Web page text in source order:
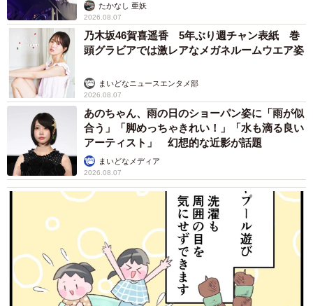
「基本的に人が来てくれるのを待つタイプですが、たまに
『抱っこして』と二本足で立ってアピールしたり、寝る前
や寝起きには私の手を舐めて愛情表現をしてくれるように
なりました」
そんなみつ子ちゃんが、ベッドでのびのびとくつろぐよう
にーー
「ずいぶんと堂々としたワンコに育ったもんだと思わず笑
ってしまいました。同時に、自分のペースで行きたいとこ
ろに行き、リラックスして寝ている姿を目にしてとても嬉
しかったですね」
今なお絆を深めるみつ子ちゃんと家族
たかなし 亜妖
2026.08.07
乃木坂46賀喜遥香 5年ぶり週チャン表紙 巻
頭グラビアでは激レアなメガネルームウエア姿
まいどなニュースエンタメ部
2026.08.07
あのちゃん、雨の日のショーパン姿に「雨が似
合う」「脚めっちゃきれい！」「水も滴る良い
アーティスト」 幻想的な近影が話題
まいどなメディア
2026.08.07